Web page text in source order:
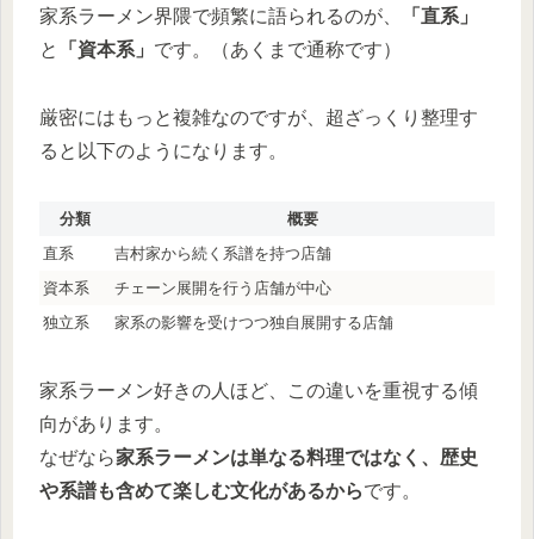
家系ラーメン界隈で頻繁に語られるのが、
「直系」
と
「資本系」 です。（あくまで通称です）
厳密にはもっと複雑なのですが、超ざっくり整理す
ると以下のようになります。
分類
概要
直系
吉村家から続く系譜を持つ店舗
資本系
チェーン展開を行う店舗が中心
独立系
家系の影響を受けつつ独自展開する店舗
家系ラーメン好きの人ほど、この違いを重視する傾
向があります。
なぜなら家系ラーメンは単なる料理ではなく、歴史
や系譜も含めて楽しむ文化があるからです。